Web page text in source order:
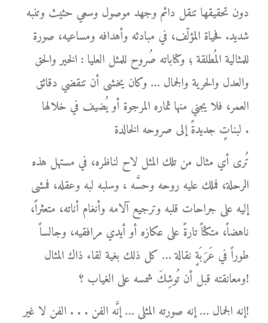
دون تحقيقها تنقل دائم وجهد موصول وسعي حثيث وتنبه
شديد. فحياة المؤلّف، في مبادئه وأهدافه ومساعيه، صورة
للمثالية المُطلقة ؛ وكتاباته صُروح للمثل العليا : الخير والحق
والعدل والحرية والجمال … وكان يخشى أن تنقضي دقائق
العمر، فلا يجني منها ثماره المرجوة أو يُضيف في خلالها
لبناتٍ جديدةً إلى صروحه الخالدة .
تُرى أي مثال من تلك المثل لاح لناظره، في مستهل هذه
الرحلة، فملك عليه روحه وحسَّه ، وسلبه لبه وعقله، فمشى
إليه على جراحات قلبه وترجيع آلامه وأنغام أناته، متعثراً،
ناهضاً، متكئاً تارةً على عكازه أو أيدي مرافقيه، وجالساً
طوراً في عَرَبَةٍ نقالة … كل ذلك بغية لقاء ذاك المثال
ومعانقته قبل أن تُوشِكَ شمسه على الغياب ؟!
إنه الجمال … إنه صورته المثلى … إنَّه الفن . . . الفن لا غير!